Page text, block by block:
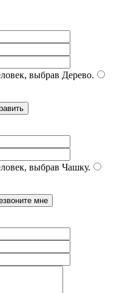
выбрав Дерево.
выбрав Чашку.